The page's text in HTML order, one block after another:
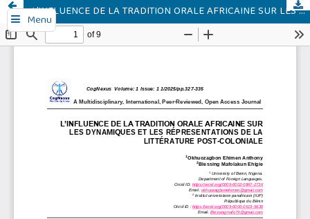
Menu L’INFLUENCE DE LA TRADITION ORALE AFRICAINE SUR LES DYNAMIQUES ET LES RÉPRESENTATIONS DE LA LITTÉRATURE POST-COLONIALE